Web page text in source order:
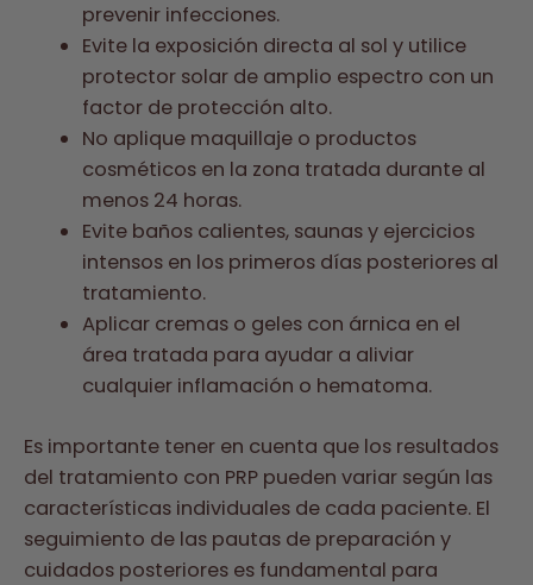
prevenir infecciones.
Evite la exposición directa al sol y utilice
protector solar de amplio espectro con un
factor de protección alto.
No aplique maquillaje o productos
cosméticos en la zona tratada durante al
menos 24 horas.
Evite baños calientes, saunas y ejercicios
intensos en los primeros días posteriores al
tratamiento.
Aplicar cremas o geles con árnica en el
área tratada para ayudar a aliviar
cualquier inflamación o hematoma.
Es importante tener en cuenta que los resultados
del tratamiento con PRP pueden variar según las
características individuales de cada paciente. El
seguimiento de las pautas de preparación y
cuidados posteriores es fundamental para